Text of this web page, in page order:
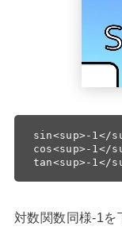
sin<sup>-1</
cos<sup>-1</
tan<sup>-1</
対数関数同様-1を